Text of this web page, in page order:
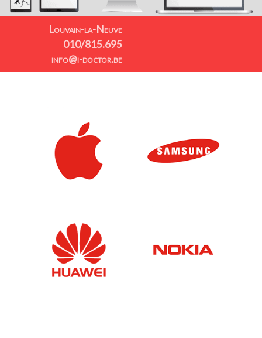
Louvain-la-Neuve
010/815.695
info@i-doctor.be